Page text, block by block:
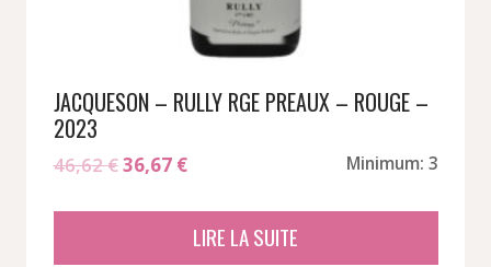
JACQUESON – RULLY RGE PREAUX – ROUGE –
2023
46,62€Le
36,67 €Le
est :
Minimum: 3
LIRE LA SUITE